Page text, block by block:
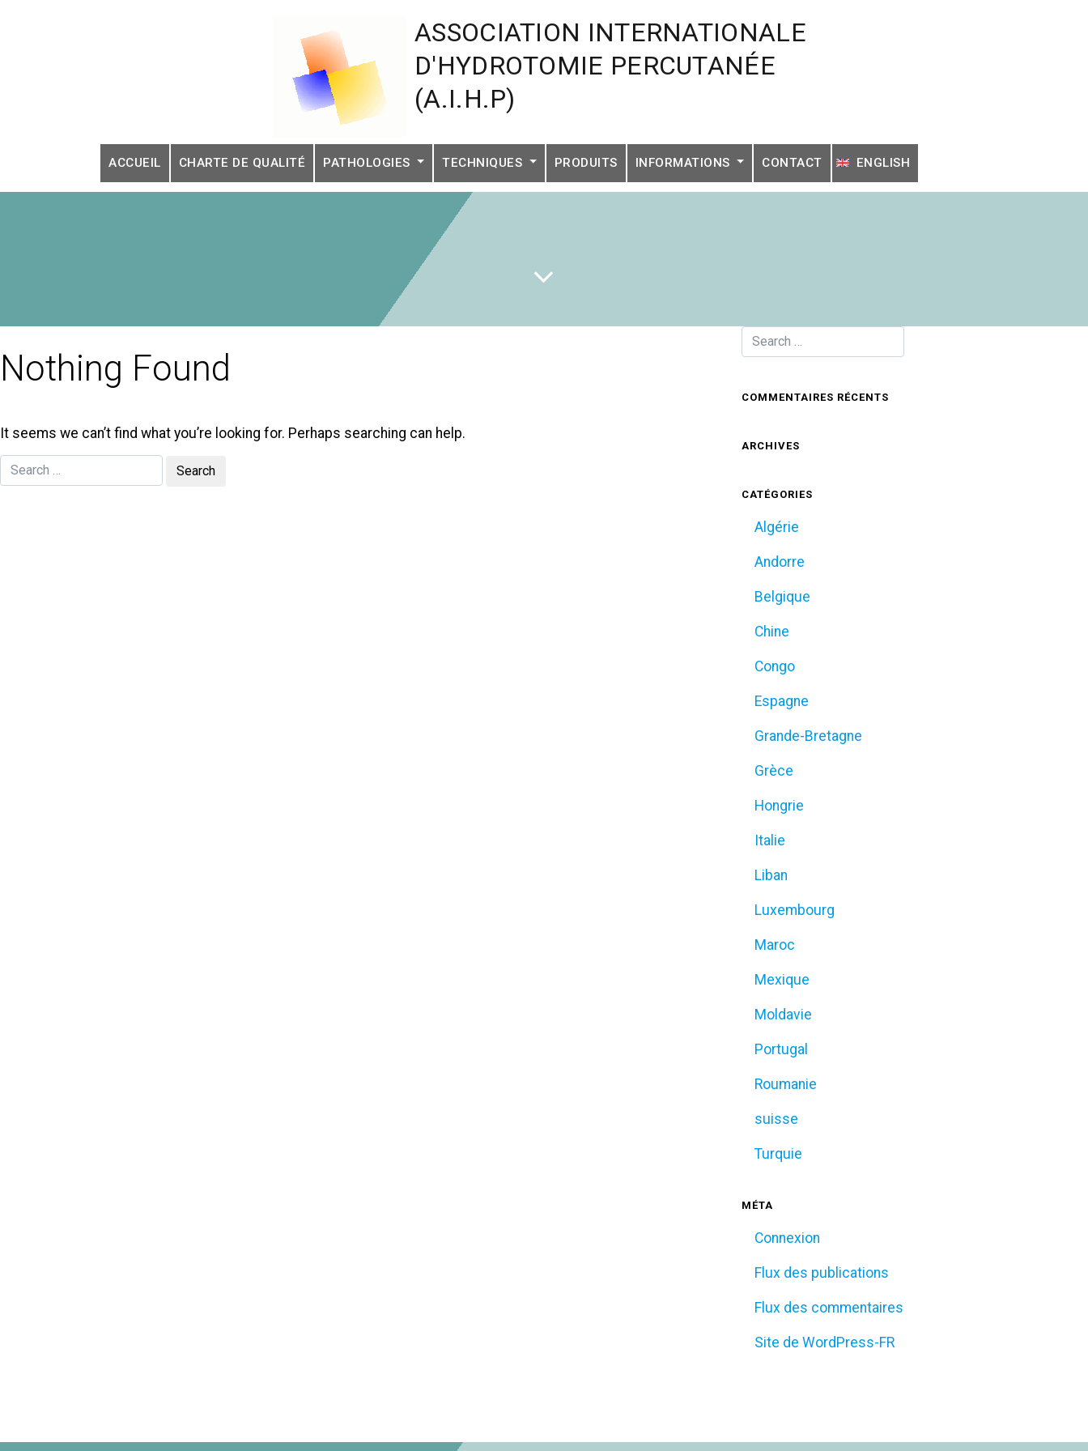
ASSOCIATION INTERNATIONALE
D'HYDROTOMIE PERCUTANÉE
(A.I.H.P)
ACCUEIL CHARTE DE QUALITÉ PATHOLOGIES TECHNIQUES PRODUITS INFORMATIONS CONTACT ENGLISH
Nothing Found
It seems we can’t find what you’re looking for. Perhaps searching can help.
COMMENTAIRES RÉCENTS
ARCHIVES
CATÉGORIES
Algérie
Andorre
Belgique
Chine
Congo
Espagne
Grande-Bretagne
Grèce
Hongrie
Italie
Liban
Luxembourg
Maroc
Mexique
Moldavie
Portugal
Roumanie
suisse
Turquie
MÉTA
Connexion
Flux des publications
Flux des commentaires
Site de WordPress-FR